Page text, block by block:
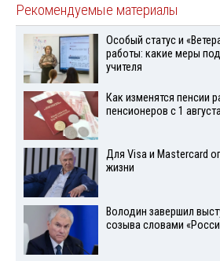
Рекомендуемые материалы
Особый статус и
работы: какие меры
учителя
Как изменятся пенсии
пенсионеров с 1
Для Visа и Mastercard
жизни
Володин завершил
созыва словами